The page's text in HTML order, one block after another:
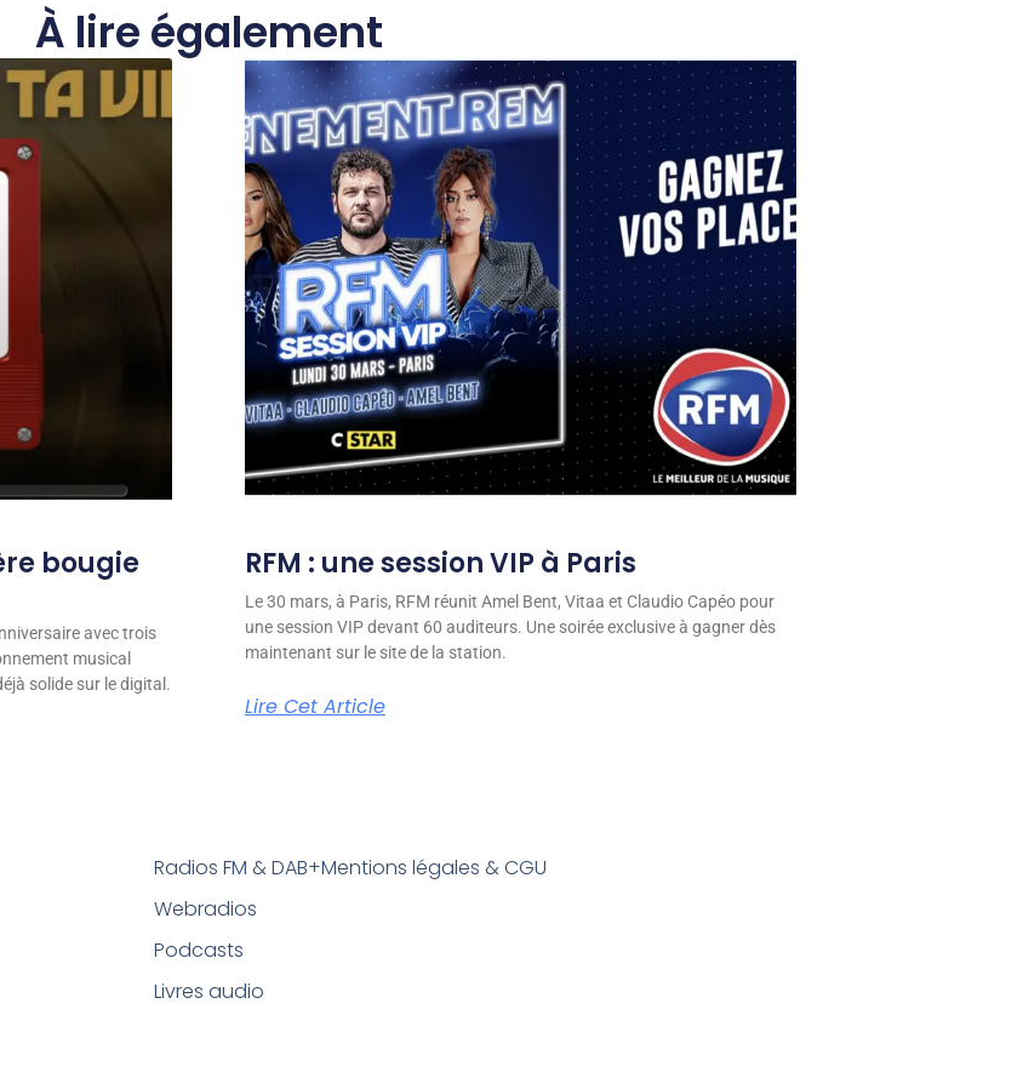
À lire également
bougie
avec trois
musical
solide sur le digital.
RFM : une session VIP à Paris
Le 30 mars, à Paris, RFM réunit Amel Bent, Vitaa et Claudio Capéo pour
une session VIP devant 60 auditeurs. Une soirée exclusive à gagner dès
maintenant sur le site de la station.
Lire Cet Article
Radios FM & DAB+
Webradios
Podcasts
Livres audio
Mentions légales & CGU